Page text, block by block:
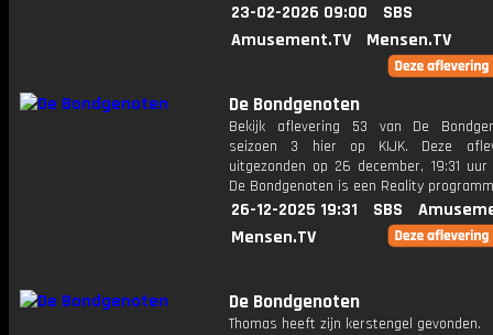
23-02-2026 09:00
SBS
Amusement.TV
Mensen.TV
De Bondgenoten
Bekijk aflevering 53 van De
seizoen 3 hier op KIJK. Deze
uitgezonden op 26 december, 19:31
De Bondgenoten is een Reality
26-12-2025 19:31 SBS
Mensen.TV
De Bondgenoten
Thomas heeft zijn kerstengel gevonden.